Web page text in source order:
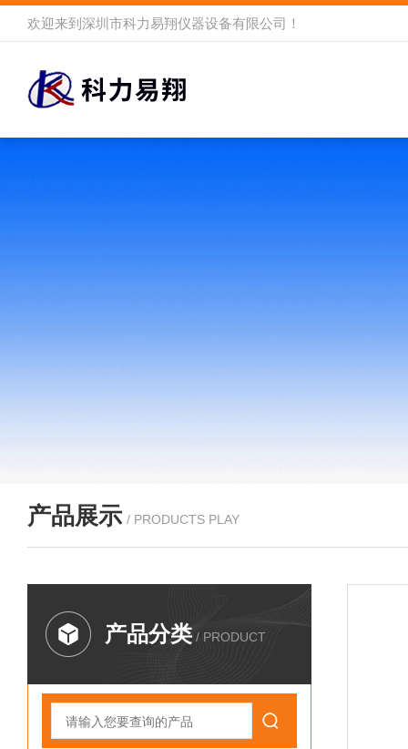
欢迎来到 深圳市科力易翔仪器设备有限公司 ！
产品展示 / PRODUCTS PLAY
产品分类 / PRODUCT